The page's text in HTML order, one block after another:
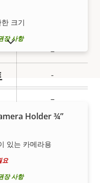
–
-
–
크기
장 사항
Holder ¾”
있는 카메라용
요
장 사항